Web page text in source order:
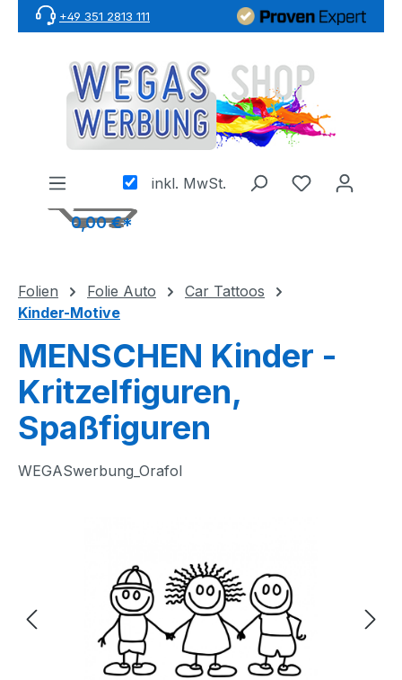
Zum Hauptinhalt springen
+49 351 2813 111
inkl. MwSt.
0,00 €*
Folien Folie Auto
Car Tattoos
Kinder-Motive
MENSCHEN Kinder -
Kritzelfiguren,
Spaßfiguren
WEGASwerbung_Orafol